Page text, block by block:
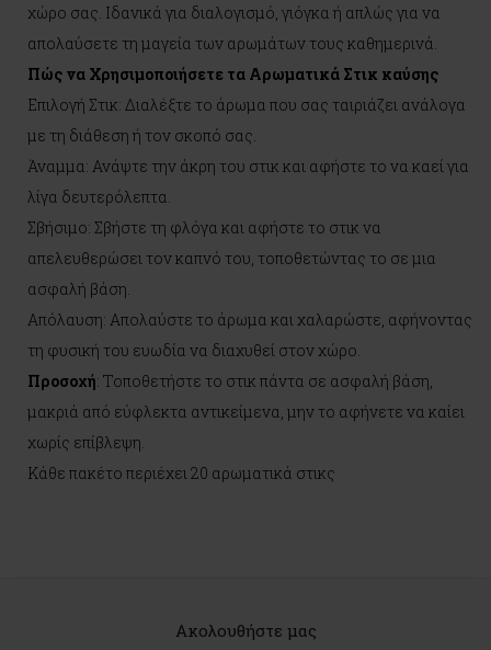
χώρο σας. Ιδανικά για διαλογισμό, γιόγκα ή απλώς για να
απολαύσετε τη μαγεία των αρωμάτων τους καθημερινά.
Πώς να Χρησιμοποιήσετε τα Αρωματικά Στικ καύσης
Επιλογή Στικ: Διαλέξτε το άρωμα που σας ταιριάζει ανάλογα
με τη διάθεση ή τον σκοπό σας.
Άναμμα: Ανάψτε την άκρη του στικ και αφήστε το να καεί για
λίγα δευτερόλεπτα.
Σβήσιμο: Σβήστε τη φλόγα και αφήστε το στικ να
απελευθερώσει τον καπνό του, τοποθετώντας το σε μια
ασφαλή βάση.
Απόλαυση: Απολαύστε το άρωμα και χαλαρώστε, αφήνοντας
τη φυσική του ευωδία να διαχυθεί στον χώρο.
Προσοχή: Τοποθετήστε το στικ πάντα σε ασφαλή βάση,
μακριά από εύφλεκτα αντικείμενα, μην το αφήνετε να καίει
χωρίς επίβλεψη.
Κάθε πακέτο περιέχει 20 αρωματικά στικς
Ακολουθήστε μας